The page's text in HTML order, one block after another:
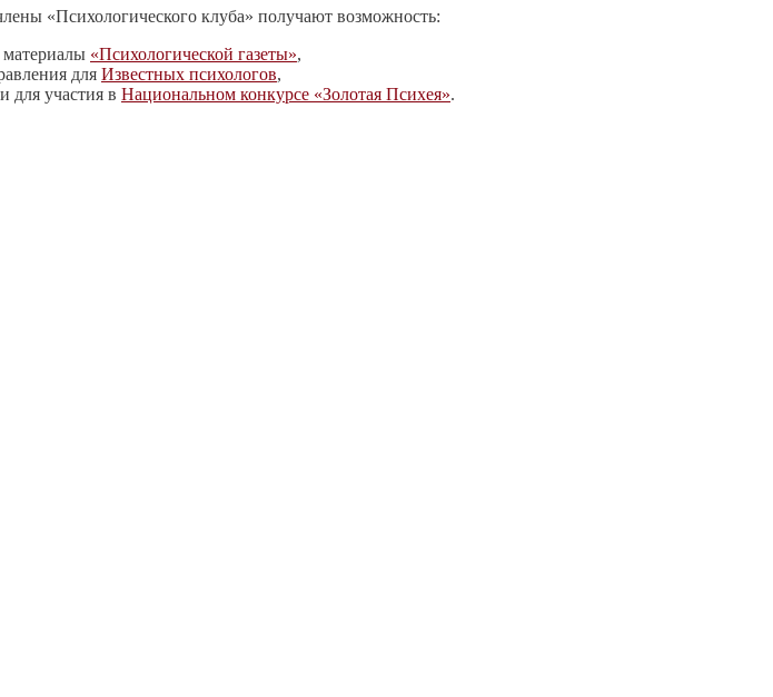
«Психологического клуба» получают возможность:
материалы «Психологической газеты»,
для Известных психологов,
для участия в Национальном конкурсе «Золотая Психея».